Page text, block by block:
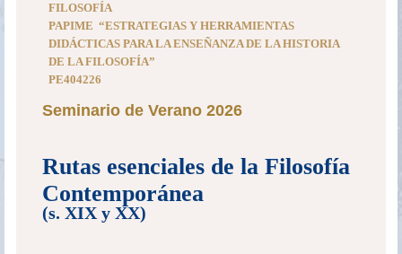
FILOSOFÍA
PAPIME “ESTRATEGIAS Y HERRAMIENTAS
DIDÁCTICAS PARA LA ENSEÑANZA DE LA HISTORIA
DE LA FILOSOFÍA”
PE404226
Seminario de Verano 2026
Rutas esenciales de la Filosofía
Contemporánea
(s. XIX y XX)